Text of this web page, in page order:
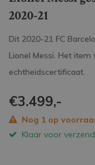
2020-21
Dit 2020-21 FC
Lionel Messi. Het
echtheidscertificaat.
€3.499,-
Nog 1 op
Klaar voor